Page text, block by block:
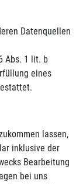
Datenquellen
Abs. 1 lit. b
eines
lassen,
inklusive der
Bearbeitung
bei uns